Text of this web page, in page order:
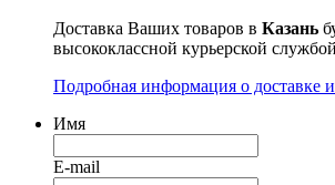
Доставка Ваших товаров в Казань
высококлассной курьерской
Подробная информация о доставке
Имя
E-mail